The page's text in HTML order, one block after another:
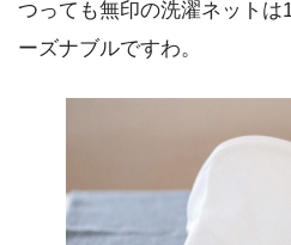
つっても無印の洗濯ネットは
ーズナブルですわ。